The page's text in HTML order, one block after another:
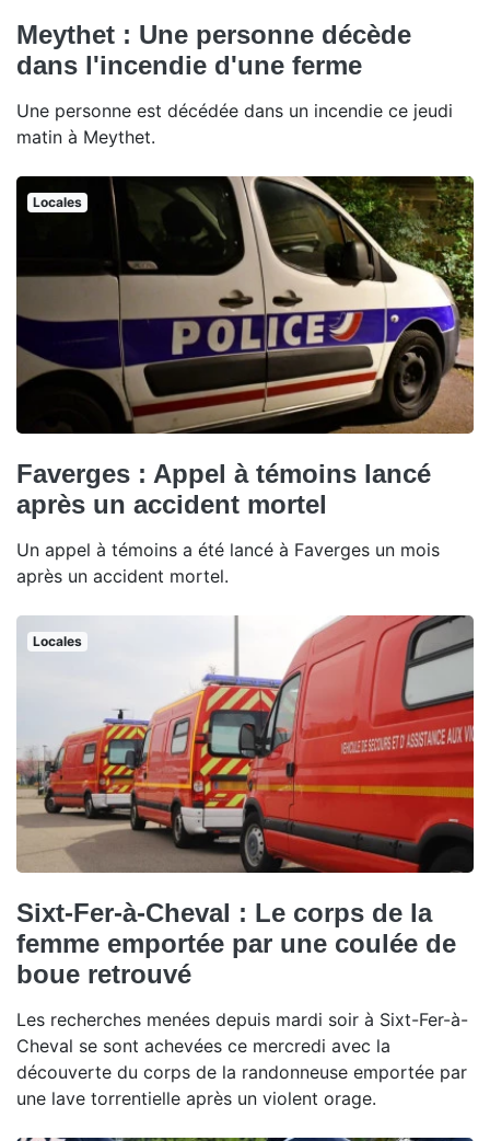
Meythet : Une personne décède
dans l'incendie d'une ferme
Une personne est décédée dans un incendie ce jeudi
matin à Meythet.
Locales
Faverges : Appel à témoins lancé
après un accident mortel
Un appel à témoins a été lancé à Faverges un mois
après un accident mortel.
Locales
Sixt-Fer-à-Cheval : Le corps de la
femme emportée par une coulée de
boue retrouvé
Les recherches menées depuis mardi soir à Sixt-Fer-à-
Cheval se sont achevées ce mercredi avec la
découverte du corps de la randonneuse emportée par
une lave torrentielle après un violent orage.